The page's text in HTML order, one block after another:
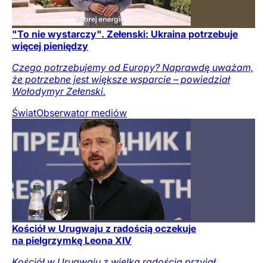
"To nie wystarczy". Zełenski: Ukraina potrzebuje
więcej pieniędzy
Czego potrzebujemy od Europy? Naprawdę uważam,
że potrzebne jest większe wsparcie – powiedział
Wołodymyr Zełenski.
ŚwiatObserwator mediów
Kościół w Urugwaju z radością oczekuje
na pielgrzymkę Leona XIV